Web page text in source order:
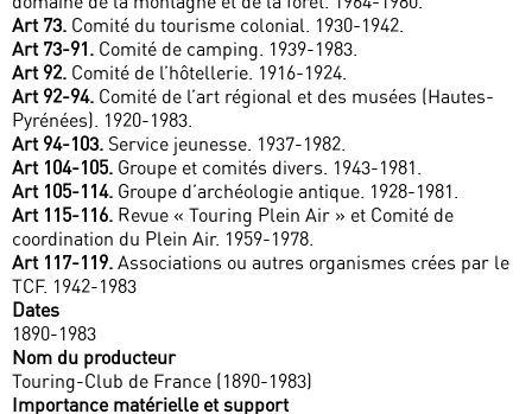
Art 73. Comité du tourisme colonial. 1930-1942.
Art 73-91. Comité de camping. 1939-1983.
Art 92. Comité de l’hôtellerie. 1916-1924.
Art 92-94. Comité de l’art régional et des musées (Hautes-
Pyrénées). 1920-1983.
Art 94-103. Service jeunesse. 1937-1982.
Art 104-105. Groupe et comités divers. 1943-1981.
Art 105-114. Groupe d’archéologie antique. 1928-1981.
Art 115-116. Revue « Touring Plein Air » et Comité de
coordination du Plein Air. 1959-1978.
Art 117-119. Associations ou autres organismes crées par le
TCF. 1942-1983
Dates
1890-1983
Nom du producteur
Touring-Club de France (1890-1983)
Importance matérielle et support